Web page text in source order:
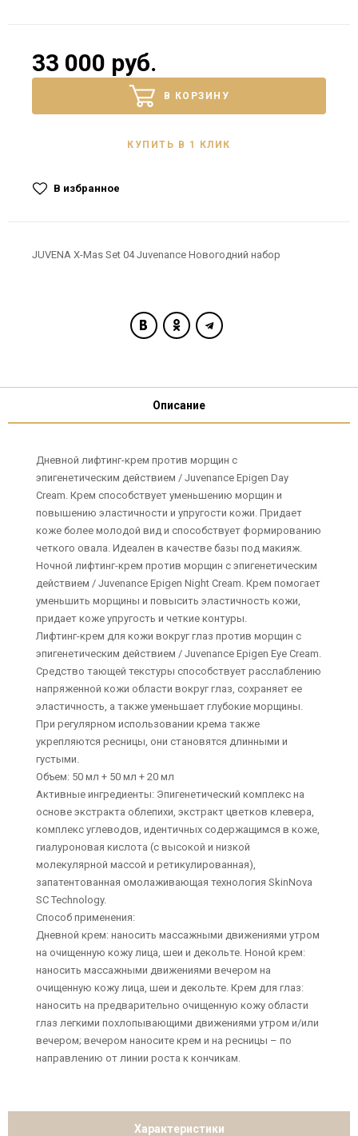
33 000 руб.
В КОРЗИНУ
КУПИТЬ В 1 КЛИК
В избранное
JUVENA X-Mas Set 04 Juvenance Новогодний набор
Описание
Дневной лифтинг-крем против морщин с
эпигенетическим действием / Juvenance Epigen Day
Cream. Крем способствует уменьшению морщин и
повышению эластичности и упругости кожи. Придает
коже более молодой вид и способствует формированию
четкого овала. Идеален в качестве базы под макияж.
Ночной лифтинг-крем против морщин с эпигенетическим
действием / Juvenance Epigen Night Cream. Крем помогает
уменьшить морщины и повысить эластичность кожи,
придает коже упругость и четкие контуры.
Лифтинг-крем для кожи вокруг глаз против морщин с
эпигенетическим действием / Juvenance Epigen Eye Cream.
Средство тающей текстуры способствует расслаблению
напряженной кожи области вокруг глаз, сохраняет ее
эластичность, а также уменьшает глубокие морщины.
При регулярном использовании крема также
укрепляются ресницы, они становятся длинными и
густыми.
Объем: 50 мл + 50 мл + 20 мл
Активные ингредиенты: Эпигенетический комплекс на
основе экстракта облепихи, экстракт цветков клевера,
комплекс углеводов, идентичных содержащимся в коже,
гиалуроновая кислота (с высокой и низкой
молекулярной массой и ретикулированная),
запатентованная омолаживающая технология SkinNova
SC Technology.
Способ применения:
Дневной крем: наносить массажными движениями утром
на очищенную кожу лица, шеи и декольте. Ноной крем:
наносить массажными движениями вечером на
очищенную кожу лица, шеи и декольте. Крем для глаз:
наносить на предварительно очищенную кожу области
глаз легкими похлопывающими движениями утром и/или
вечером; вечером наносите крем и на ресницы – по
направлению от линии роста к кончикам.
Характеристики